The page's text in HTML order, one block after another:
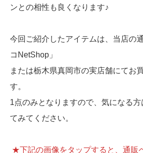
ンとの相性も良くなります♪
今回ご紹介したアイテムは、当店の
コNetShop」
または栃木県真岡市の実店舗にてお
す。
1点のみとなりますので、気になる
てみてください。
★下記の画像をタップすると、通販